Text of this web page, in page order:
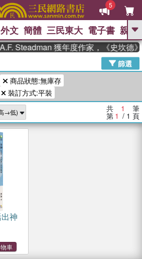
5
GO
The Odyssey 、
如果歷史是一群喵 、 國際布克獎 臺灣
漫遊錄 、 方念華
代 、 數學女孩：黎曼猜想
迷走神經
外文 簡體 三民東大 電子書 親子
Steadman 獲年度作家，《史坎德
篩選
商品狀態:無庫存
裝訂方式:平裝
共 1 筆
第 1 / 1 頁
神